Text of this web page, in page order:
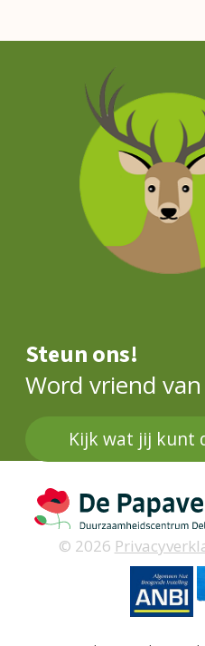
Steun ons!
Word vriend
Kijk wat jij kunt
© 2026